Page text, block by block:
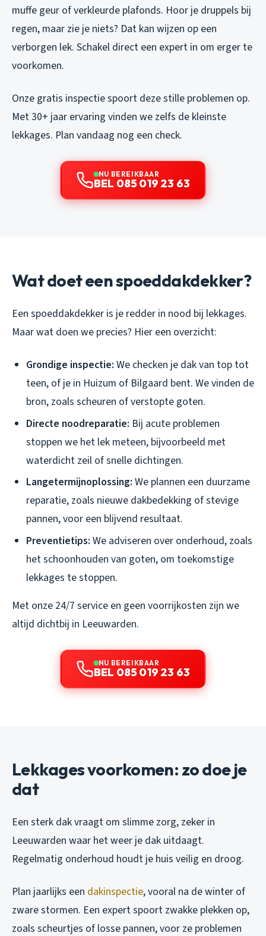
muffe geur of verkleurde plafonds. Hoor je druppels bij
regen, maar zie je niets? Dat kan wijzen op een
verborgen lek. Schakel direct een expert in om erger te
voorkomen.
Onze gratis inspectie spoort deze stille problemen op.
Met 30+ jaar ervaring vinden we zelfs de kleinste
lekkages. Plan vandaag nog een check.
NU BEREIKBAAR
BEL 085 019 23 63
Wat doet een spoeddakdekker?
Een spoeddakdekker is je redder in nood bij lekkages.
Maar wat doen we precies? Hier een overzicht:
Grondige inspectie: We checken je dak van top tot
teen, of je in Huizum of Bilgaard bent. We vinden de
bron, zoals scheuren of verstopte goten.
Directe noodreparatie: Bij acute problemen
stoppen we het lek meteen, bijvoorbeeld met
waterdicht zeil of snelle dichtingen.
Langetermijnoplossing: We plannen een duurzame
reparatie, zoals nieuwe dakbedekking of stevige
pannen, voor een blijvend resultaat.
Preventietips: We adviseren over onderhoud, zoals
het schoonhouden van goten, om toekomstige
lekkages te stoppen.
Met onze 24/7 service en geen voorrijkosten zijn we
altijd dichtbij in Leeuwarden.
NU BEREIKBAAR
BEL 085 019 23 63
Lekkages voorkomen: zo doe je
dat
Een sterk dak vraagt om slimme zorg, zeker in
Leeuwarden waar het weer je dak uitdaagt.
Regelmatig onderhoud houdt je huis veilig en droog.
Plan jaarlijks een dakinspectie, vooral na de winter of
zware stormen. Een expert spoort zwakke plekken op,
zoals scheurtjes of losse pannen, voor ze problemen